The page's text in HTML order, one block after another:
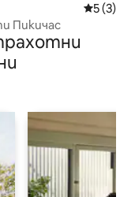
Средна
5 (3)
Пикичас